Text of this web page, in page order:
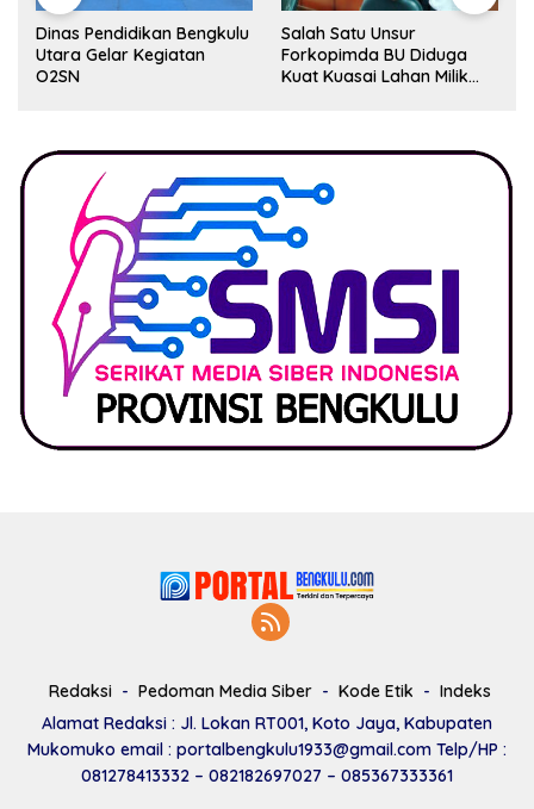
Dinas Pendidikan Bengkulu
Utara Gelar Kegiatan
O2SN
Salah Satu Unsur
Forkopimda BU Diduga
Kuat Kuasai Lahan Milik
Redaksi Pedoman Media Siber Kode Etik
Indeks
Alamat Redaksi : Jl. Lokan RT001, Koto Jaya, Kabupaten
Mukomuko email : portalbengkulu1933@gmail.com Telp/HP :
081278413332 – 082182697027 – 085367333361